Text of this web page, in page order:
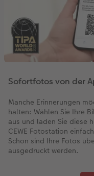
Sofortfotos von der
Manche Erinnerungen
halten: Wählen Sie Ihre
aus und laden Sie diese
CEWE Fotostation
Schon sind Ihre Fotos
ausgedruckt werden.